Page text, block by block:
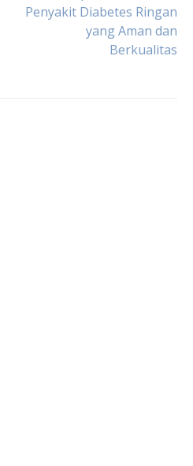
Penyakit Diabetes Ringan
yang Aman dan
Berkualitas